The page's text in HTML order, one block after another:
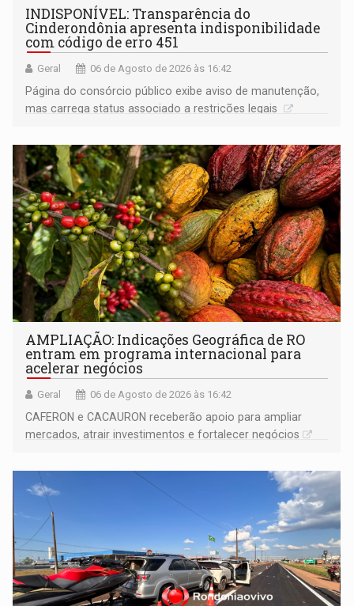
INDISPONÍVEL: Transparência do
Cinderondônia apresenta indisponibilidade
com código de erro 451
Geral 06 de Agosto de 2026 às 16:42
Página do consórcio público exibe aviso de manutenção,
mas carrega status associado a restrições legais
AMPLIAÇÃO: Indicações Geográfica de RO
entram em programa internacional para
acelerar negócios
Geral 06 de Agosto de 2026 às 16:42
CAFERON e CACAURON receberão apoio para ampliar
mercados, atrair investimentos e fortalecer negócios